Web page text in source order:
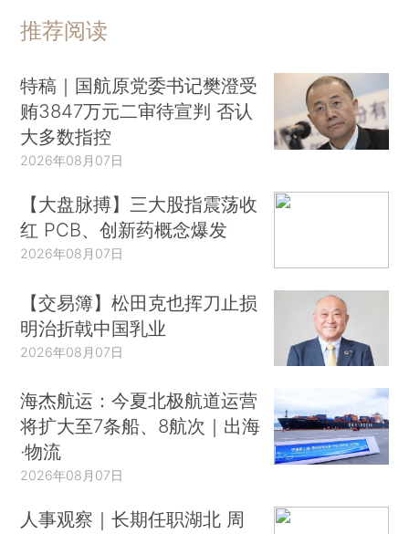
推荐阅读
特稿｜国航原党委书记樊澄受
贿3847万元二审待宣判 否认
大多数指控
2026年08月07日
【大盘脉搏】三大股指震荡收
红 PCB、创新药概念爆发
2026年08月07日
【交易簿】松田克也挥刀止损
明治折戟中国乳业
2026年08月07日
海杰航运：今夏北极航道运营
将扩大至7条船、8航次｜出海
·物流
2026年08月07日
人事观察｜长期任职湖北 周